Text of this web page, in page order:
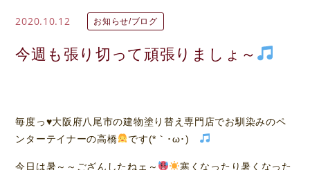
2020.10.12 お知らせ/ブログ
今週も張り切って頑張りましょ～
毎度っ♥️大阪府八尾市の建物塗り替え専門店でお馴染みのペ
ンターテイナーの高橋
です(*｀･ω･)ゞ
今日は暑～～ござんしたねェ～
寒くなったり暑くなった